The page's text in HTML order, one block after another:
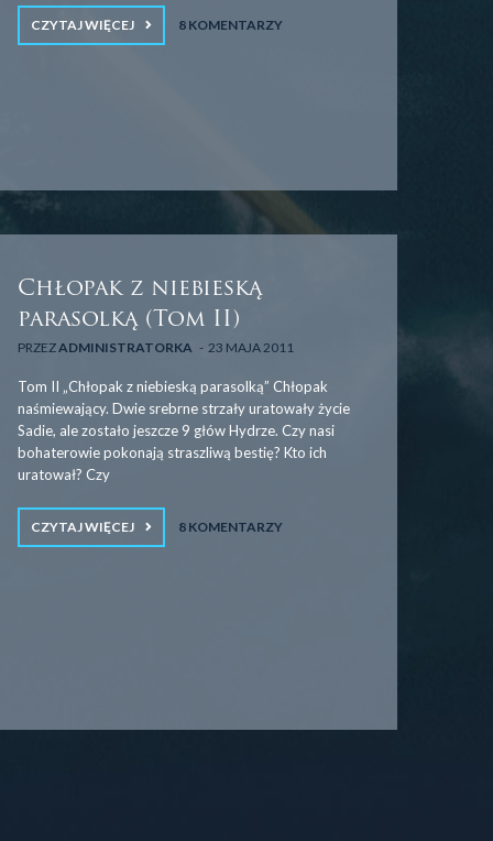
CZYTAJ WIĘCEJ 8 KOMENTARZY
Chłopak z niebieską
parasolką (Tom II)
PRZEZADMINISTRATORKA 23 MAJA 2011
Tom II „Chłopak z niebieską parasolką” Chłopak
naśmiewający. Dwie srebrne strzały uratowały życie
Sadie, ale zostało jeszcze 9 głów Hydrze. Czy nasi
bohaterowie pokonają straszliwą bestię? Kto ich
uratował? Czy
CZYTAJ WIĘCEJ 8 KOMENTARZY